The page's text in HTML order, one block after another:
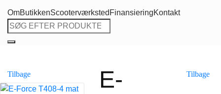
OmButikkenScooterværksted FinansieringKontakt
Søg
efter:
Tilbage
E-
Tilbage